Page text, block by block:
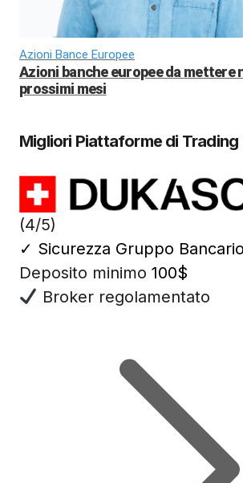
Azioni Bance Europee
Azioni banche europee da mettere
prossimi mesi
Migliori Piattaforme di Trading
(4/5)
✓ Sicurezza Gruppo
Deposito minimo 100$
Broker regolamentato